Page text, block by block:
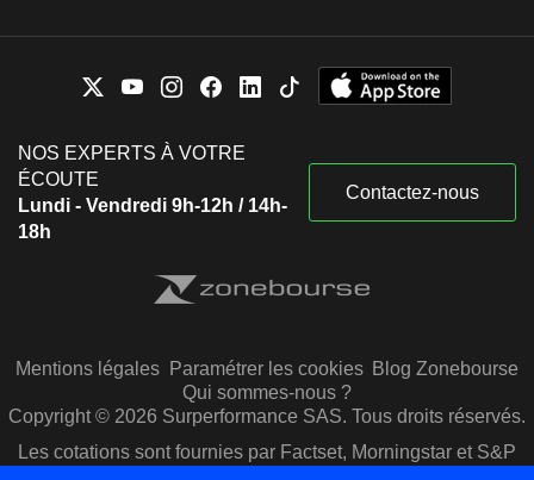
NOS EXPERTS À VOTRE
ÉCOUTE
Lundi - Vendredi 9h-12h / 14h-
18h
Contactez-nous
Mentions légales Paramétrer les cookies Blog Zonebourse
Qui sommes-nous ?
Copyright © 2026 Surperformance SAS. Tous droits réservés.
Les cotations sont fournies par Factset, Morningstar et S&P